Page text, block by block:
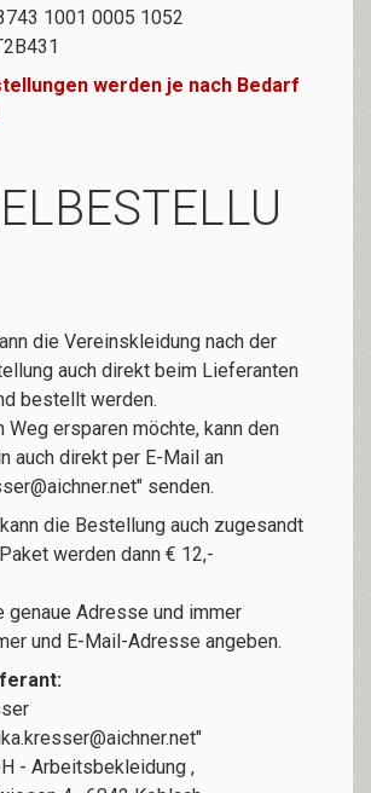
1001 0005 1052
werden je nach Bedarf
die Vereinskleidung nach der
auch direkt beim Lieferanten
bestellt werden.
Weg ersparen möchte, kann den
auch direkt per E-Mail an
senden.
die Bestellung auch zugesandt
werden dann € 12,-
genaue Adresse und immer
und E-Mail-Adresse angeben.
- Arbeitsbekleidung ,